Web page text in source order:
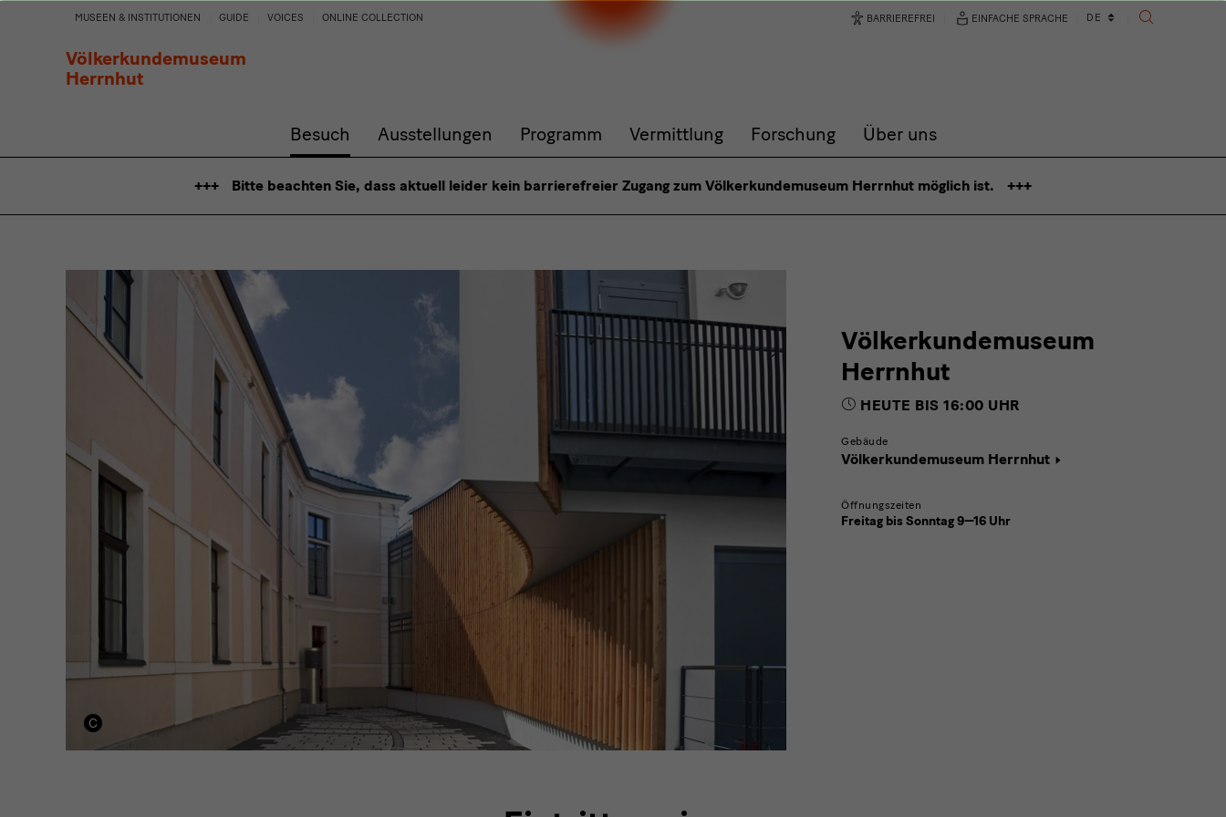
Völkerkundemuseum
Herrnhut
Besuch
Besuch Ausstellungen Programm Vermittlung Forschung Über uns
MUSEEN & INSTITUTIONEN GUIDE VOICES ONLINE COLLECTION BARRIEREFREI EINFACHE SPRACHE
Sprachwechsler
DE
SUCHE
Bitte beachten Sie, dass aktuell leider kein barrierefreier Zugang zum Völkerkundemuseum Herrnhut möglich ist.
Völkerkundemuseum
Herrnhut
HEUTE BIS 16:00 UHR
Gebäude
Völkerkundemuseum Herrnhut
Öffnungszeiten
Freitag bis Sonntag 9—16 Uhr